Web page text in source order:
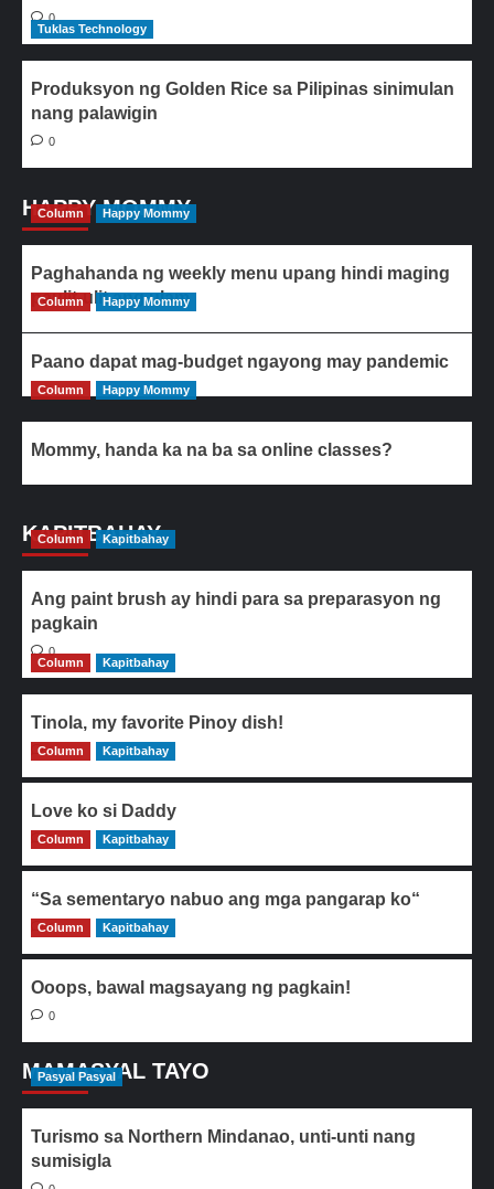
0
Tuklas Technology
Produksyon ng Golden Rice sa Pilipinas sinimulan
nang palawigin
0
HAPPY MOMMY
Column Happy Mommy
Paghahanda ng weekly menu upang hindi maging
paulit-ulit ang ulam
Column Happy Mommy
Paano dapat mag-budget ngayong may pandemic
Column Happy Mommy
Mommy, handa ka na ba sa online classes?
KAPITBAHAY
Column Kapitbahay
Ang paint brush ay hindi para sa preparasyon ng
pagkain
0
Column
Kapitbahay
Tinola, my favorite Pinoy dish!
0
Column Kapitbahay
Love ko si Daddy
0
Column Kapitbahay
“Sa sementaryo nabuo ang mga pangarap ko“
0
Column Kapitbahay
Ooops, bawal magsayang ng pagkain!
0
MAMASYAL TAYO
Pasyal Pasyal
Turismo sa Northern Mindanao, unti-unti nang
sumisigla